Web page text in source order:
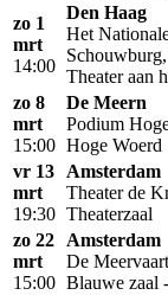
zo 1
mrt
14:00
Den Haag
Het
Theater aan
zo 8
mrt
15:00
De Meern
Podium
Hoge Woerd
vr 13
mrt
19:30
Amsterdam
Theater de
Theaterzaal
zo 22
mrt
15:00
Amsterdam
De Meervaart
Blauwe zaal